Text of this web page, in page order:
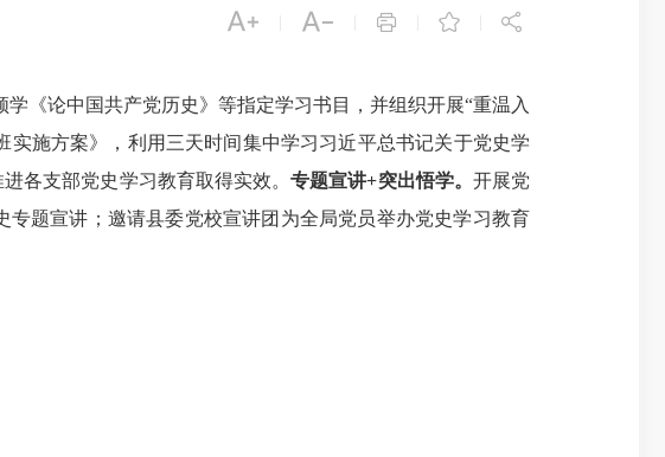
    
学《论中国共产党历史》等指定学习书目，并组织开展“重温入
实施方案》，利用三天时间集中学习习近平总书记关于党史学
进各支部党史学习教育取得实效。专题宣讲+突出悟学。 开展党
专题宣讲 ；邀请县委党校宣讲团为全局党员举办党史学习教育